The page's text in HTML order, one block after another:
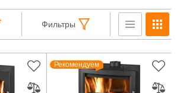
Фильтры
Рекомендуем